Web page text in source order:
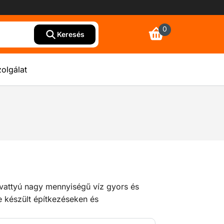
Keresés
0
nagy mennyiségű víz gyors és
készült építkezéseken és